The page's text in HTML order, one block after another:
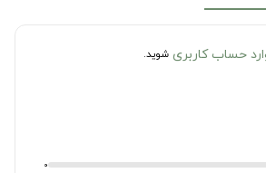
حساب کاربری شوید.
0